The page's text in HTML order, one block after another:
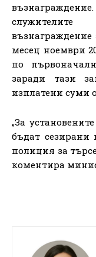
месец ноември
по
заради тази
изплатени суми
„За
бъдат сезирани
полиция за
коментира